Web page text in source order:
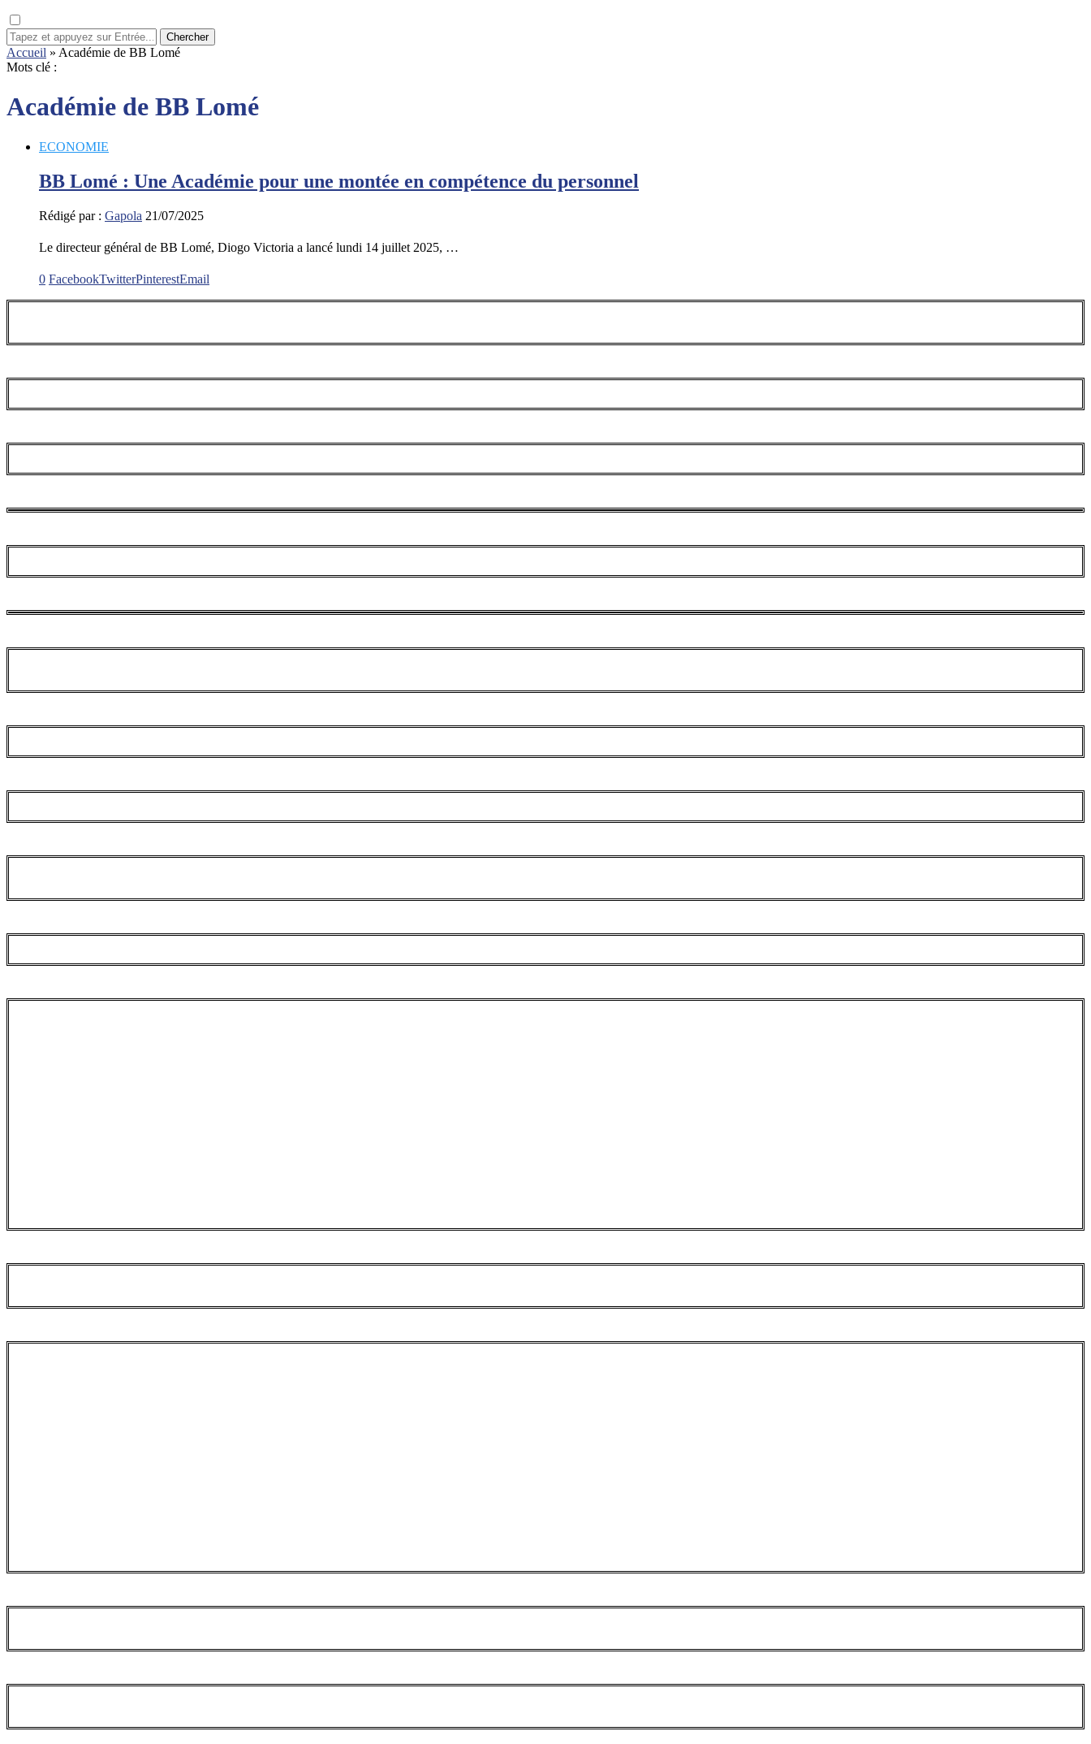
Chercher
Accueil » Académie de BB Lomé
Mots clé :
Académie de BB Lomé
ECONOMIE
BB Lomé : Une Académie pour une montée en compétence du personnel
Rédigé par : Gapola 21/07/2025
Le directeur général de BB Lomé, Diogo Victoria a lancé lundi 14 juillet 2025, …
0 FacebookTwitterPinterestEmail